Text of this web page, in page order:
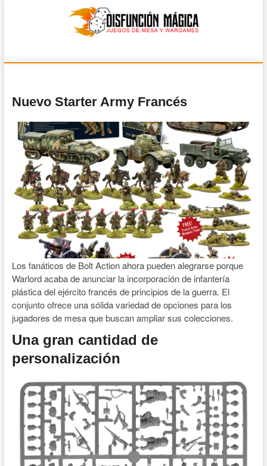
Disfunción Mágica
Nuevo Starter Army Francés
Los fanáticos de Bolt Action ahora pueden alegrarse porque
Warlord acaba de anunciar la incorporación de infantería
plástica del ejército francés de principios de la guerra. El
conjunto ofrece una sólida variedad de opciones para los
jugadores de mesa que buscan ampliar sus colecciones.
Una gran cantidad de
personalización